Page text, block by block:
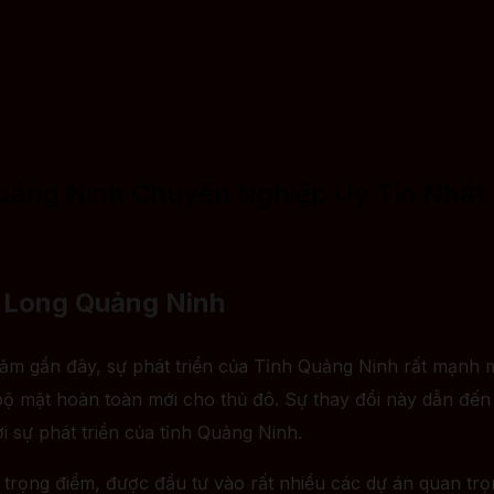
Quảng Ninh
gần đây, sự phát triển của Tỉnh Quảng Ninh rất
mặt hoàn toàn mới cho thủ đô. Sự thay đổi này dẫn
sự phát triển của tỉnh Quảng Ninh.
điểm, được đầu tư vào rất nhiều các dự án quan